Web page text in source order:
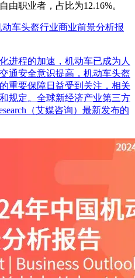
由职业者，占比为12.16%。
车头盔行业商业前景分析报
进程的加速，机动车已成为人
通安全意识提高，机动车头盔
重要保障日益受到关注，相关
规定。全球新经济产业第三方
（艾媒咨询）最新发布的